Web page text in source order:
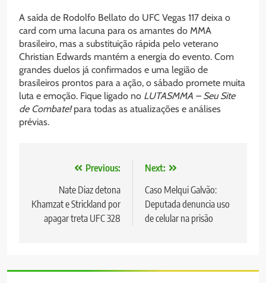
A saída de Rodolfo Bellato do UFC Vegas 117 deixa o
card com uma lacuna para os amantes do MMA
brasileiro, mas a substituição rápida pelo veterano
Christian Edwards mantém a energia do evento. Com
grandes duelos já confirmados e uma legião de
brasileiros prontos para a ação, o sábado promete muita
luta e emoção. Fique ligado no LUTASMMA – Seu Site
de Combate!para todas as atualizações e análises
prévias.
Navegação
Post
Previous:
Nate Diaz detona
Khamzat e Strickland por
apagar treta UFC 328
Next:
Caso Melqui Galvão:
Deputada denuncia uso
de celular na prisão